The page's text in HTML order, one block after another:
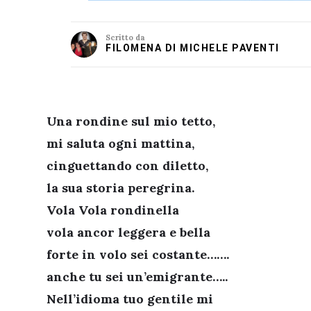
Scritto da
FILOMENA DI MICHELE PAVENTI
Una rondine sul mio tetto,
mi saluta ogni mattina,
cinguettando con diletto,
la sua storia peregrina.
Vola Vola rondinella
vola ancor leggera e bella
forte in volo sei costante…….
anche tu sei un’emigrante…..
Nell’idioma tuo gentile mi